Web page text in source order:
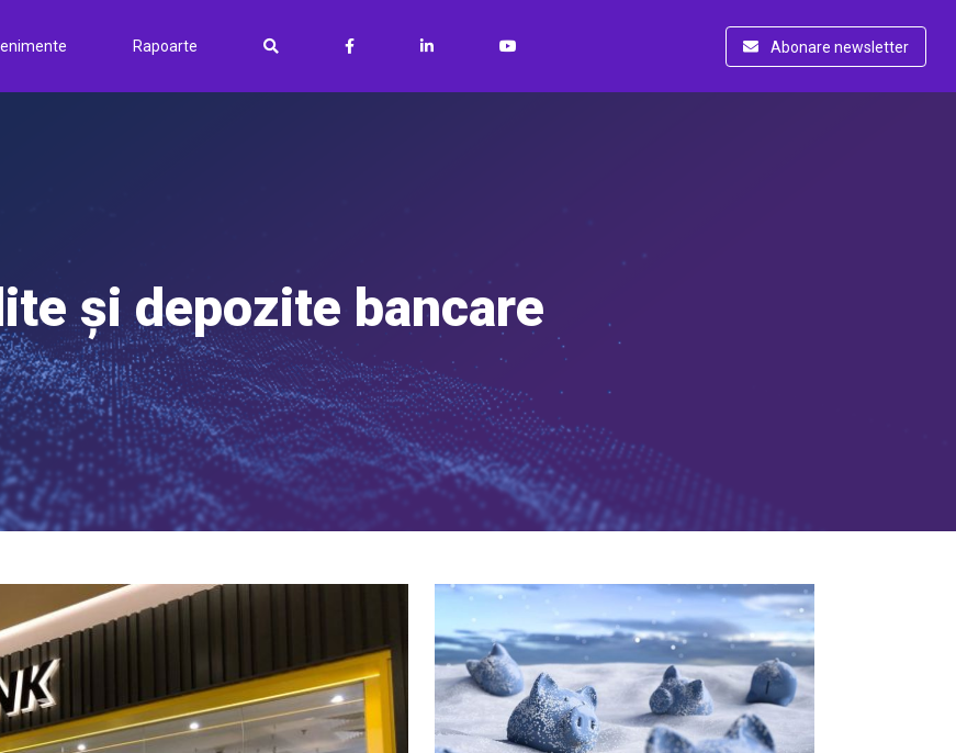
Rapoarte Abonare newsletter
și depozite bancare